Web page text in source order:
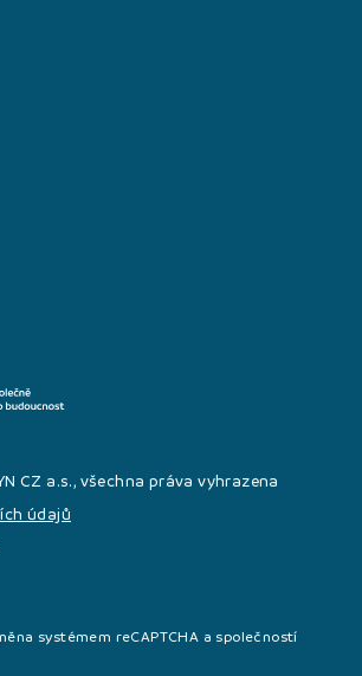
CZ a.s., všechna práva vyhrazena
údajů
systémem reCAPTCHA a společností